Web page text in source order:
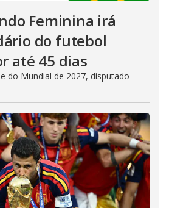
Feminina irá
do futebol
até 45 dias
do Mundial de 2027, disputado